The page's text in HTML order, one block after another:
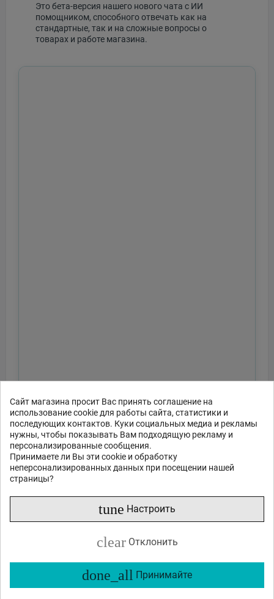
Сайт магазина просит Вас принять соглашение на
использование cookie для работы сайта, статистики и
последующих контактов. Куки социальных медиа и рекламы
нужны, чтобы показывать Вам подходящую рекламу и
персонализированные сообщения.
Принимаете ли Вы эти cookie и обработку
неперсонализированных данных при посещении нашей
страницы?
tune Настроить
clear Отклонить
done_all Принимайте
Это бета-версия нашего нового чата с ИИ
помощником, способного отвечать как на
стандартные, так и на сложные вопросы о
товарах и работе магазина.